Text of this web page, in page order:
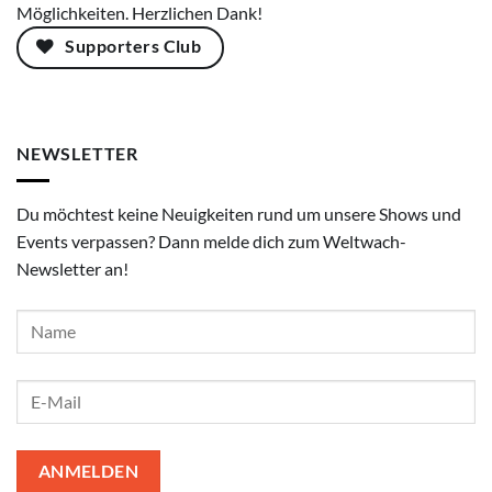
Möglichkeiten. Herzlichen Dank!
Supporters Club
NEWSLETTER
Du möchtest keine Neuigkeiten rund um unsere Shows und
Events verpassen? Dann melde dich zum Weltwach-
Newsletter an!